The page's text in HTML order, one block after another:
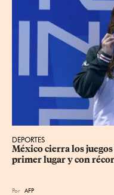
DEPORTES
México cierra los
primer lugar y con
Por AFP